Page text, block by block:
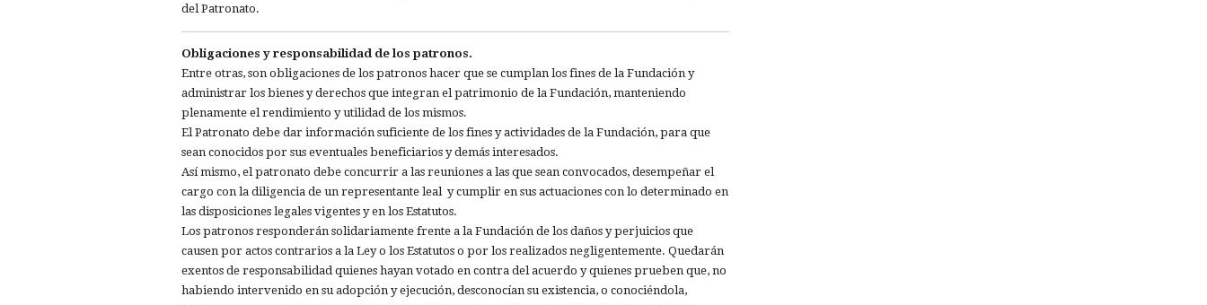
del Patronato.
Obligaciones y responsabilidad de los patronos.
Entre otras, son obligaciones de los patronos hacer que se cumplan los fines de la Fundación y
administrar los bienes y derechos que integran el patrimonio de la Fundación, manteniendo
plenamente el rendimiento y utilidad de los mismos.
El Patronato debe dar información suficiente de los fines y actividades de la Fundación, para que
sean conocidos por sus eventuales beneficiarios y demás interesados.
Así mismo, el patronato debe concurrir a las reuniones a las que sean convocados, desempeñar el
cargo con la diligencia de un representante leal y cumplir en sus actuaciones con lo determinado en
las disposiciones legales vigentes y en los Estatutos.
Los patronos responderán solidariamente frente a la Fundación de los daños y perjuicios que
causen por actos contrarios a la Ley o los Estatutos o por los realizados negligentemente. Quedarán
exentos de responsabilidad quienes hayan votado en contra del acuerdo y quienes prueben que, no
habiendo intervenido en su adopción y ejecución, desconocían su existencia, o conociéndola,